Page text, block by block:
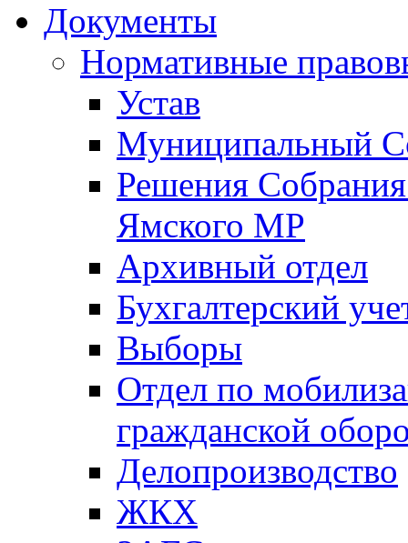
Документы
Нормативные
Устав
Муниципальный
Решения
Ямского МР
Архивный отдел
Бухгалтерский
Выборы
Отдел по
гражданской
Делопроизводство
ЖКХ